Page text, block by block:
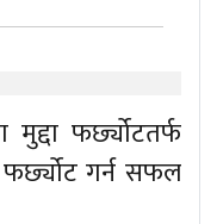
फर्छ्योटतर्फ
गर्न सफल